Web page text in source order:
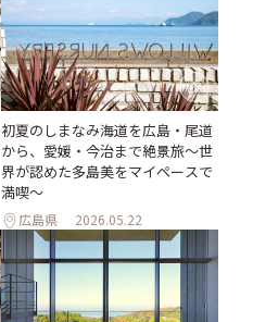
初夏のしまなみ海道を広島・尾道
から、愛媛・今治まで絶景旅〜世
界が認めた多島美をマイペースで
満喫〜
広島県 2026.05.22